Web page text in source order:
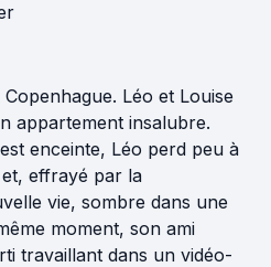
Léo et Louise
appartement insalubre.
enceinte, Léo perd peu à
effrayé par la
vie, sombre dans une
moment, son ami
travaillant dans un vidéo-